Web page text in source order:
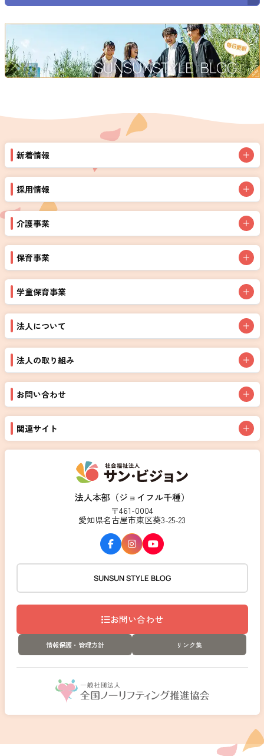
法人本部（ジョイフル千種）
〒461-0004
愛知県名古屋市東区葵3-25-23
SUNSUN STYLE BLOG
お問い合わせ
情報保護・管理方針 リンク集
新着情報
採用情報
介護事業
保育事業
学童保育事業
法人について
法人の取り組み
お問い合わせ
関連サイト